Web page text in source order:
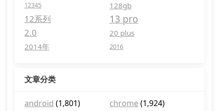
12345 128gb
12系列 13 pro
2.0
20 plus
2014年
2016
文章分类
android (1,801) chrome (1,924)